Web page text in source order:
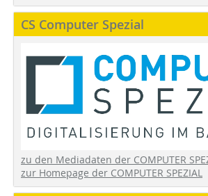
CS Computer Spezial
zu den Mediadaten der COMPUTER
zur Homepage der COMPUTER SPEZIAL